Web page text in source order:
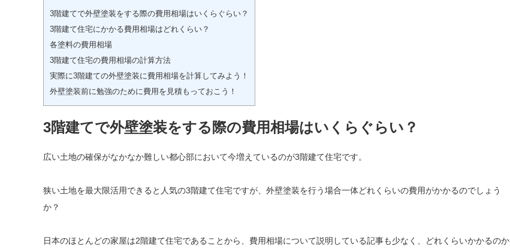
3階建てで外壁塗装をする際の費用相場はいくらぐらい？
3階建て住宅にかかる費用相場はどれくらい？
各塗料の費用相場
3階建て住宅の費用相場の計算方法
実際に3階建ての外壁塗装に費用相場を計算してみよう！
外壁塗装前に勉強のために費用を見積もっておこう！
3階建てで外壁塗装をする際の費用相場はいくらぐらい？
広い土地の確保がなかなか難しい都心部において今増えているのが3階建て住宅です。
狭い土地を最大限活用できると人気の3階建て住宅ですが、外壁塗装を行う場合一体どれくらいの費用がかかるのでしょう
か？
日本のほとんどの家屋は2階建て住宅であることから、費用相場について説明している記事も少なく、どれくらいかかるのか